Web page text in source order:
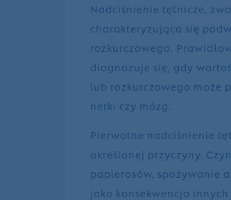
Nadciśnienie tętnicze,
charakteryzująca się
rozkurczowego.
diagnozuje się, gdy
lub rozkurczowego może
nerki czy mózg.
Pierwotne nadciśnienie
określonej przyczyny.
papierosów, spożywanie
jako konsekwencja